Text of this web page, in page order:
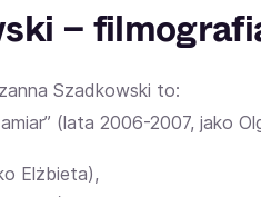
–
Szadkowski to:
(lata 2006-2007, jako
Elżbieta),